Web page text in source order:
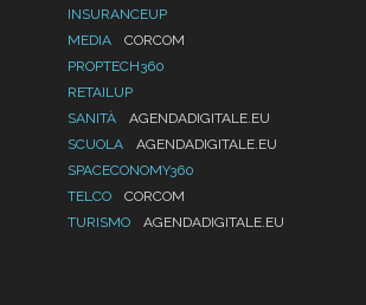
INSURANCEUP
MEDIA
CORCOM
PROPTECH360
RETAILUP
SANITÀ
AGENDADIGITALE.EU
SCUOLA
AGENDADIGITALE.EU
SPACECONOMY360
TELCO
CORCOM
TURISMO
AGENDADIGITALE.EU